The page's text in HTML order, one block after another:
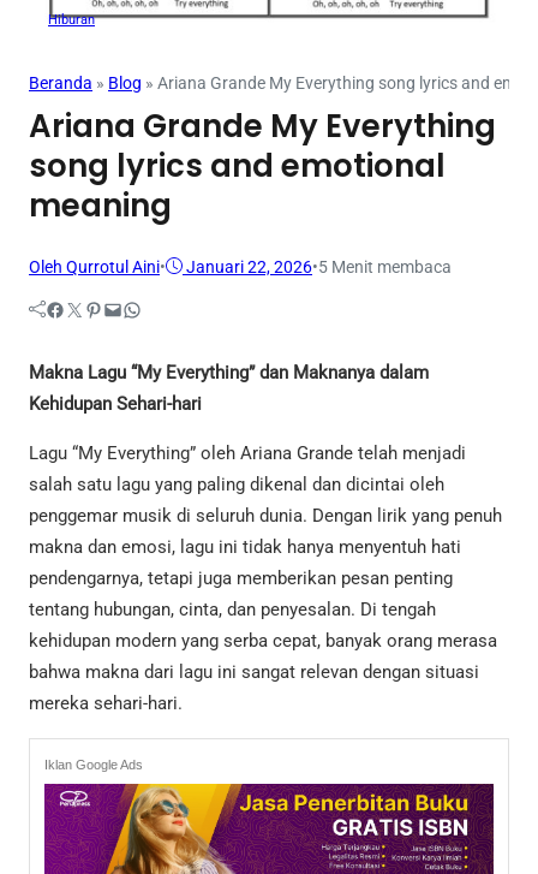
Hiburan
Beranda » Blog » Ariana Grande My Everything song lyrics and
Ariana Grande My Everything
song lyrics and emotional
meaning
Oleh Qurrotul Aini• Januari 22, 2026•5 Menit membaca
Facebook Twitter Pinterest Mail WhatsApp
Makna Lagu “My Everything” dan Maknanya dalam
Kehidupan Sehari-hari
Lagu “My Everything” oleh Ariana Grande telah menjadi
salah satu lagu yang paling dikenal dan dicintai oleh
penggemar musik di seluruh dunia. Dengan lirik yang penuh
makna dan emosi, lagu ini tidak hanya menyentuh hati
pendengarnya, tetapi juga memberikan pesan penting
tentang hubungan, cinta, dan penyesalan. Di tengah
kehidupan modern yang serba cepat, banyak orang merasa
bahwa makna dari lagu ini sangat relevan dengan situasi
mereka sehari-hari.
Iklan Google Ads